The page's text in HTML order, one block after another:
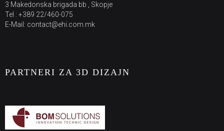
3 Makedonska brigada bb , Skopje
Tel : +389 22/460-075
E-Mail: contact@ehi.com.mk
PARTNERI ZA 3D DIZAJN